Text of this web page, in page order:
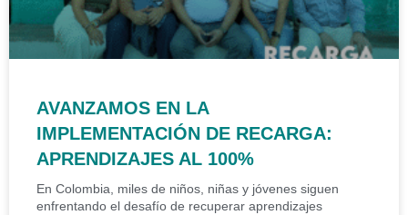
AVANZAMOS EN LA
IMPLEMENTACIÓN DE RECARGA:
APRENDIZAJES AL 100%
En Colombia, miles de niños, niñas y jóvenes siguen
enfrentando el desafío de recuperar aprendizajes